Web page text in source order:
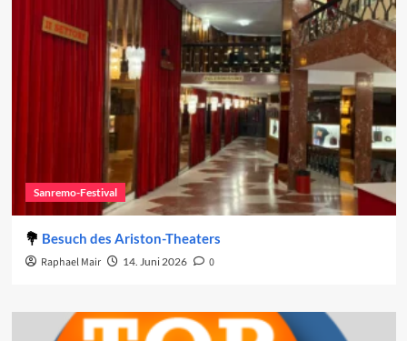
Sanremo-Festival
Besuch des Ariston-Theaters
Raphael Mair 14. Juni 2026 0